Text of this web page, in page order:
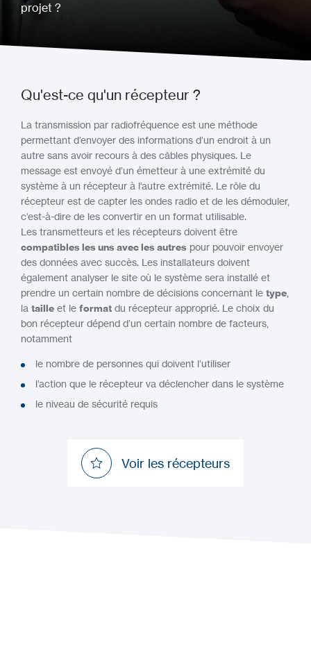
projet ?
Qu'est-ce qu'un récepteur ?
La transmission par radiofréquence est une méthode
permettant d’envoyer des informations d’un endroit à un
autre sans avoir recours à des câbles physiques. Le
message est envoyé d’un émetteur à une extrémité du
système à un récepteur à l’autre extrémité. Le rôle du
récepteur est de capter les ondes radio et de les démoduler,
c’est-à-dire de les convertir en un format utilisable.
Les transmetteurs et les récepteurs doivent être
compatibles les uns avec les autres pour pouvoir envoyer
des données avec succès. Les installateurs doivent
également analyser le site où le système sera installé et
prendre un certain nombre de décisions concernant le type
la taille et le format du récepteur approprié. Le choix du
bon récepteur dépend d’un certain nombre de facteurs,
notamment
le nombre de personnes qui doivent l’utiliser
l’action que le récepteur va déclencher dans le système
le niveau de sécurité requis
Voir les récepteurs